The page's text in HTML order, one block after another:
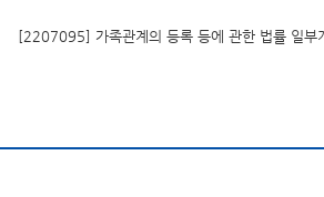
[2207095] 가족관계의 등록 등에 관한 법률 일부